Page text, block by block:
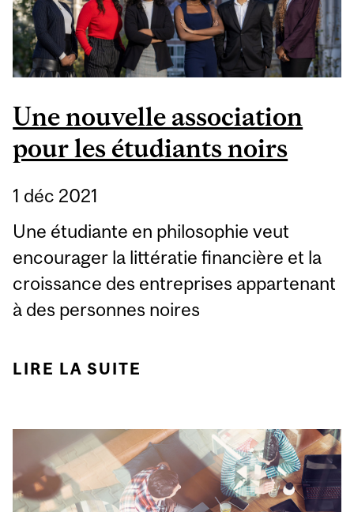
Une nouvelle association
pour les étudiants noirs
1 déc 2021
Une étudiante en philosophie veut
encourager la littératie financière et la
croissance des entreprises appartenant
à des personnes noires
LIRE LA SUITE